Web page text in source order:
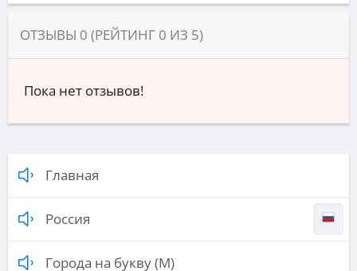
ОТЗЫВЫ 0 (РЕЙТИНГ 0 ИЗ 5)
Пока нет отзывов!
Главная
Россия
Города на букву (М)